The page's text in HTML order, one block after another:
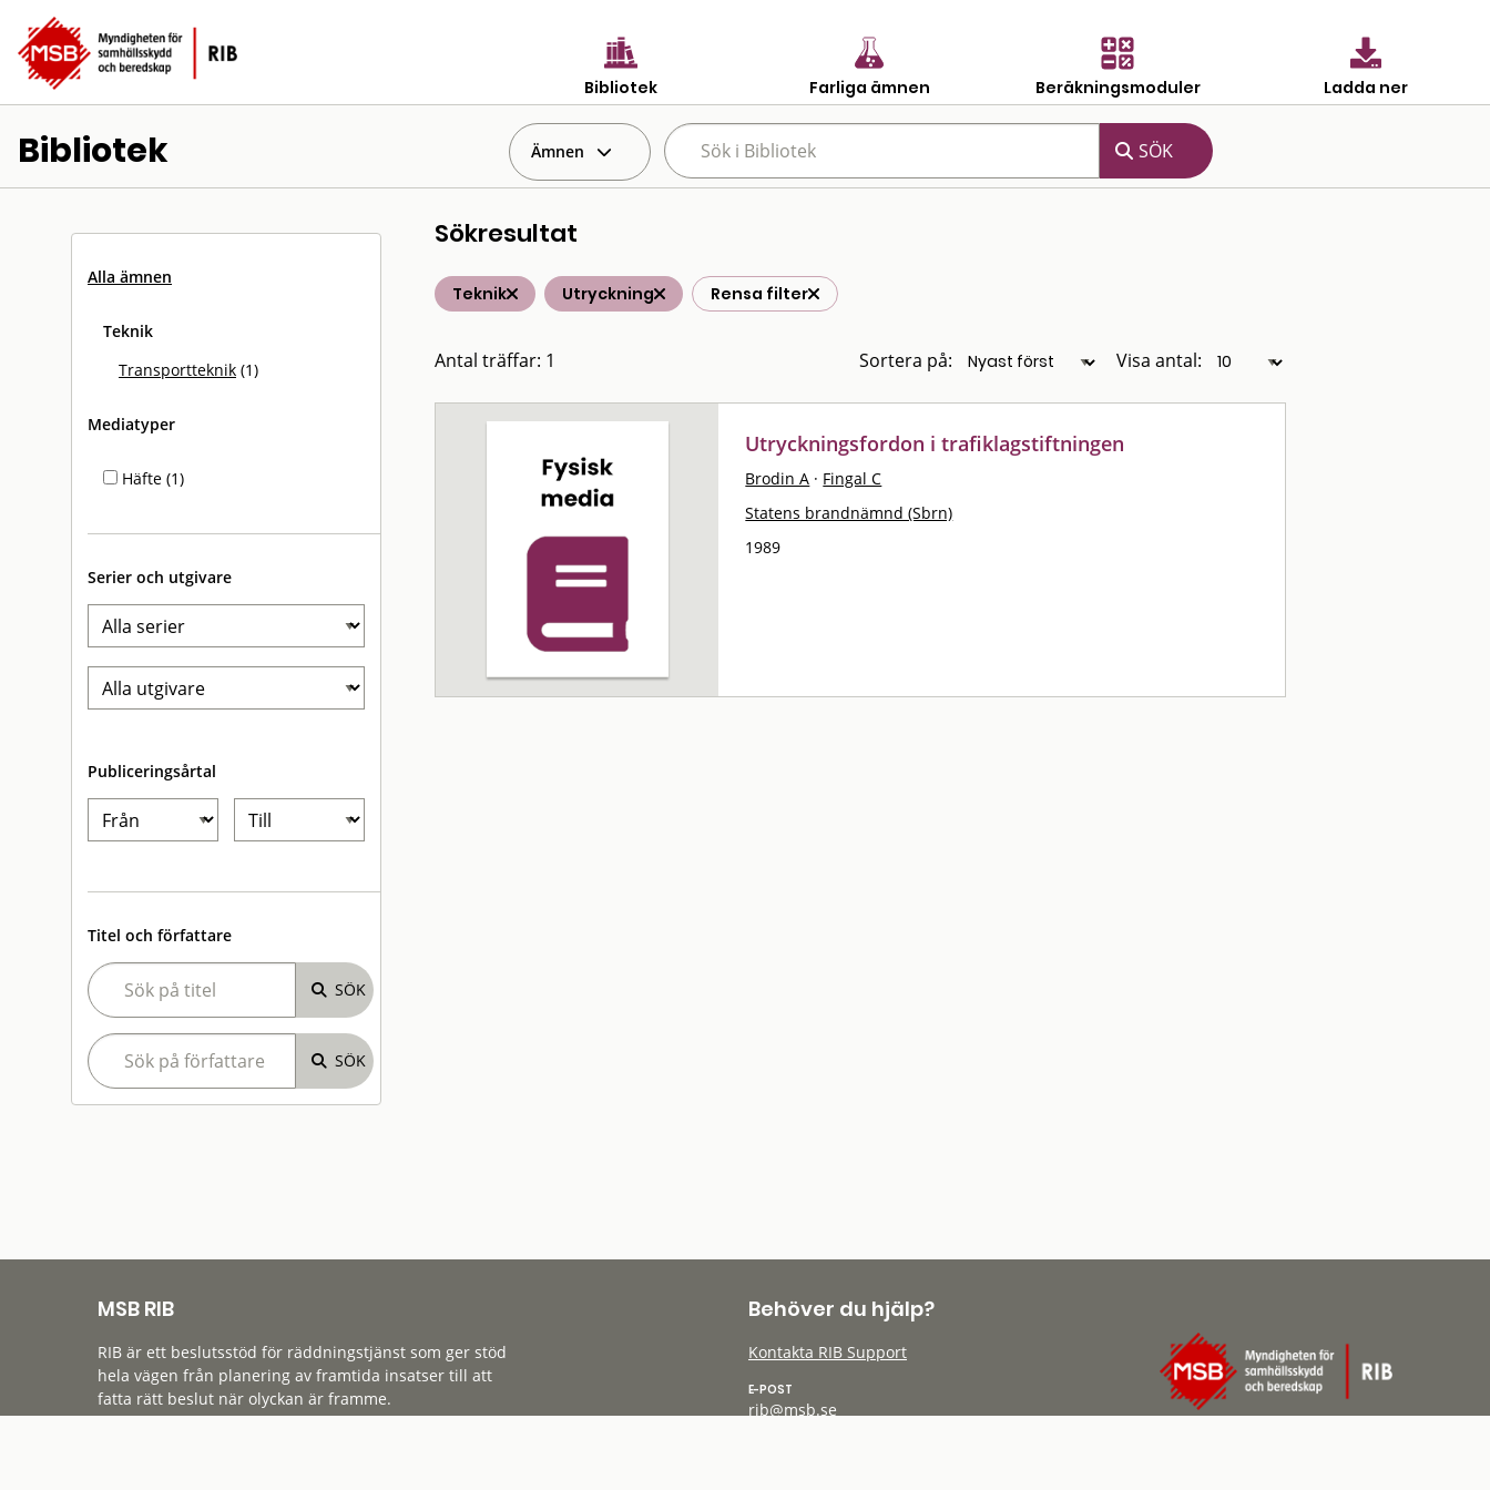
Bibliotek Farliga ämnen Beräkningsmoduler Ladda ner
Bibliotek Ämnen
Alla ämnen
Teknik
Transportteknik (1)
Mediatyper
Häfte (1)
Serier och utgivare
Publiceringsårtal
Titel och författare
Sökresultat
Teknik Utryckning Rensa filter
Antal träffar: 1 Sortera på: Visa antal:
Utryckningsfordon i trafiklagstiftningen
Brodin A · Fingal C
Statens brandnämnd (Sbrn)
1989
MSB RIB
RIB är ett beslutsstöd för räddningstjänst som ger stöd
hela vägen från planering av framtida insatser till att
fatta rätt beslut när olyckan är framme.
Behöver du hjälp?
Kontakta RIB Support
E-POST
rib@msb.se